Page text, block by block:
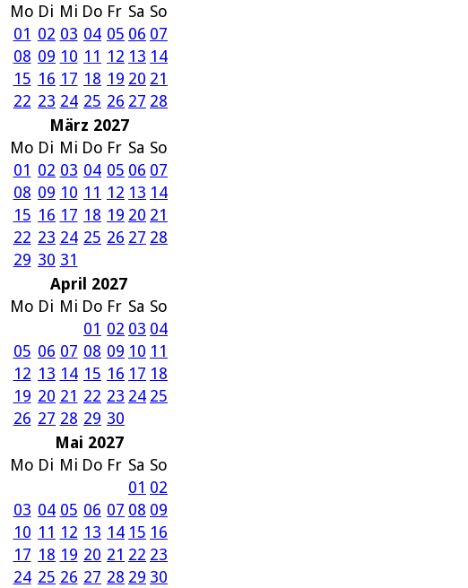
Mo Di Mi Do Fr Sa So
01 02 03 04 05 06 07
08 09 10 11 12 13 14
15 16 17 18 19 20 21
22 23 24 25 26 27 28
März 2027
Mo Di Mi Do Fr Sa So
01 02 03 04 05 06 07
08 09 10 11 12 13 14
15 16 17 18 19 20 21
22 23 24 25 26 27 28
29 30 31
April 2027
Mo Di Mi Do Fr Sa So
01 02 03 04
05 06 07 08 09 10 11
12 13 14 15 16 17 18
19 20 21 22 23 24 25
26 27 28 29 30
Mai 2027
Mo Di Mi Do Fr Sa So
01 02
03 04 05 06 07 08 09
10 11 12 13 14 15 16
17 18 19 20 21 22 23
24 25 26 27 28 29 30